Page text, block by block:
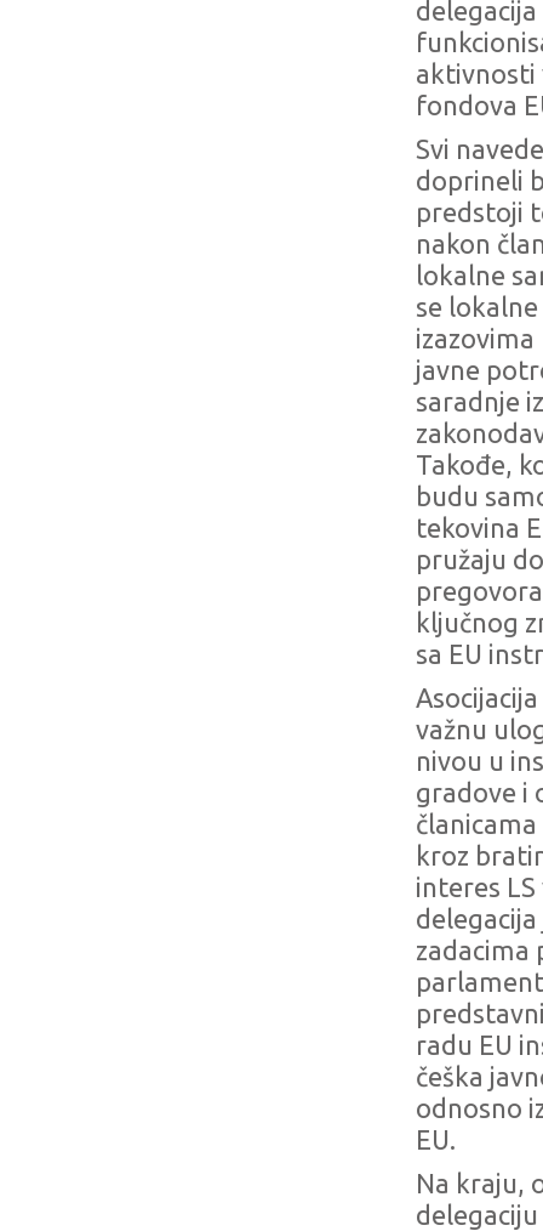
delegacija
aktivnosti
fondova
Svi
doprineli
predstoji
nakon
lokalne
se
izazovima
javne
saradnje
Takođe,
budu
tekovina
pružaju
ključnog
sa EU
važnu
nivou u
gradove i
kroz
interes LS
zadacima
radu EU
češka
odnosno
EU.
Na kraju,